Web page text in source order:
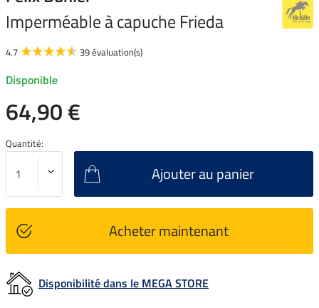
Imperméable à capuche Frieda
4.7 39 évaluation(s)
Disponible
64,90 €
Quantité:
Ajouter au panier
Acheter maintenant
Disponibilité dans le MEGA STORE